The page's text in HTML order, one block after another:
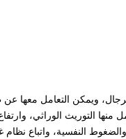
ويمكن التعامل
التوريث الوراثي،
النفسية، واتباع